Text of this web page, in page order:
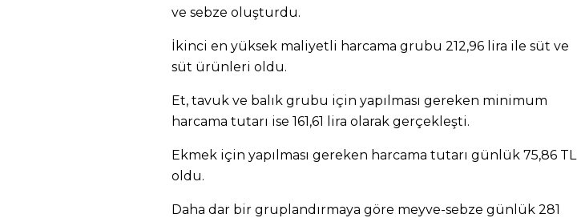
ve sebze oluşturdu.
İkinci en yüksek maliyetli harcama grubu 212,96 lira ile süt ve
süt ürünleri oldu.
Et, tavuk ve balık grubu için yapılması gereken minimum
harcama tutarı ise 161,61 lira olarak gerçekleşti.
Ekmek için yapılması gereken harcama tutarı günlük 75,86 TL
oldu.
Daha dar bir gruplandırmaya göre meyve-sebze günlük 281